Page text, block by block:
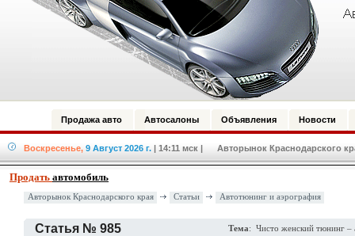
Продажа авто Автосалоны Объявления Новости
Воскресенье, 9 Август 2026 г. | 14:11 мск | Авторынок Краснодарского
Продать автомобиль
Авторынок Краснодарского края Статьи Автотюнинг и аэрография
Статья № 985 Тема: Чисто женский тюнинг –